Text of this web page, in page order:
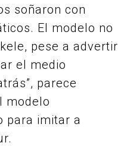
soñaron con
El modelo no
pese a advertir
el medio
parece
modelo
para imitar a